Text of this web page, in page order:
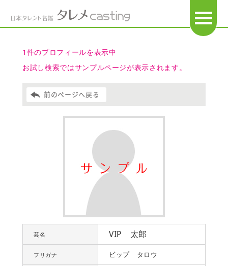
1件のプロフィールを表示中
お試し検索ではサンプルページが表示されます。
前のページへ戻る
芸名 VIP 太郎
フリガナ ビップ タロウ